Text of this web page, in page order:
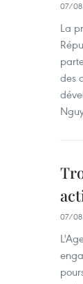
07/
La
des
07/